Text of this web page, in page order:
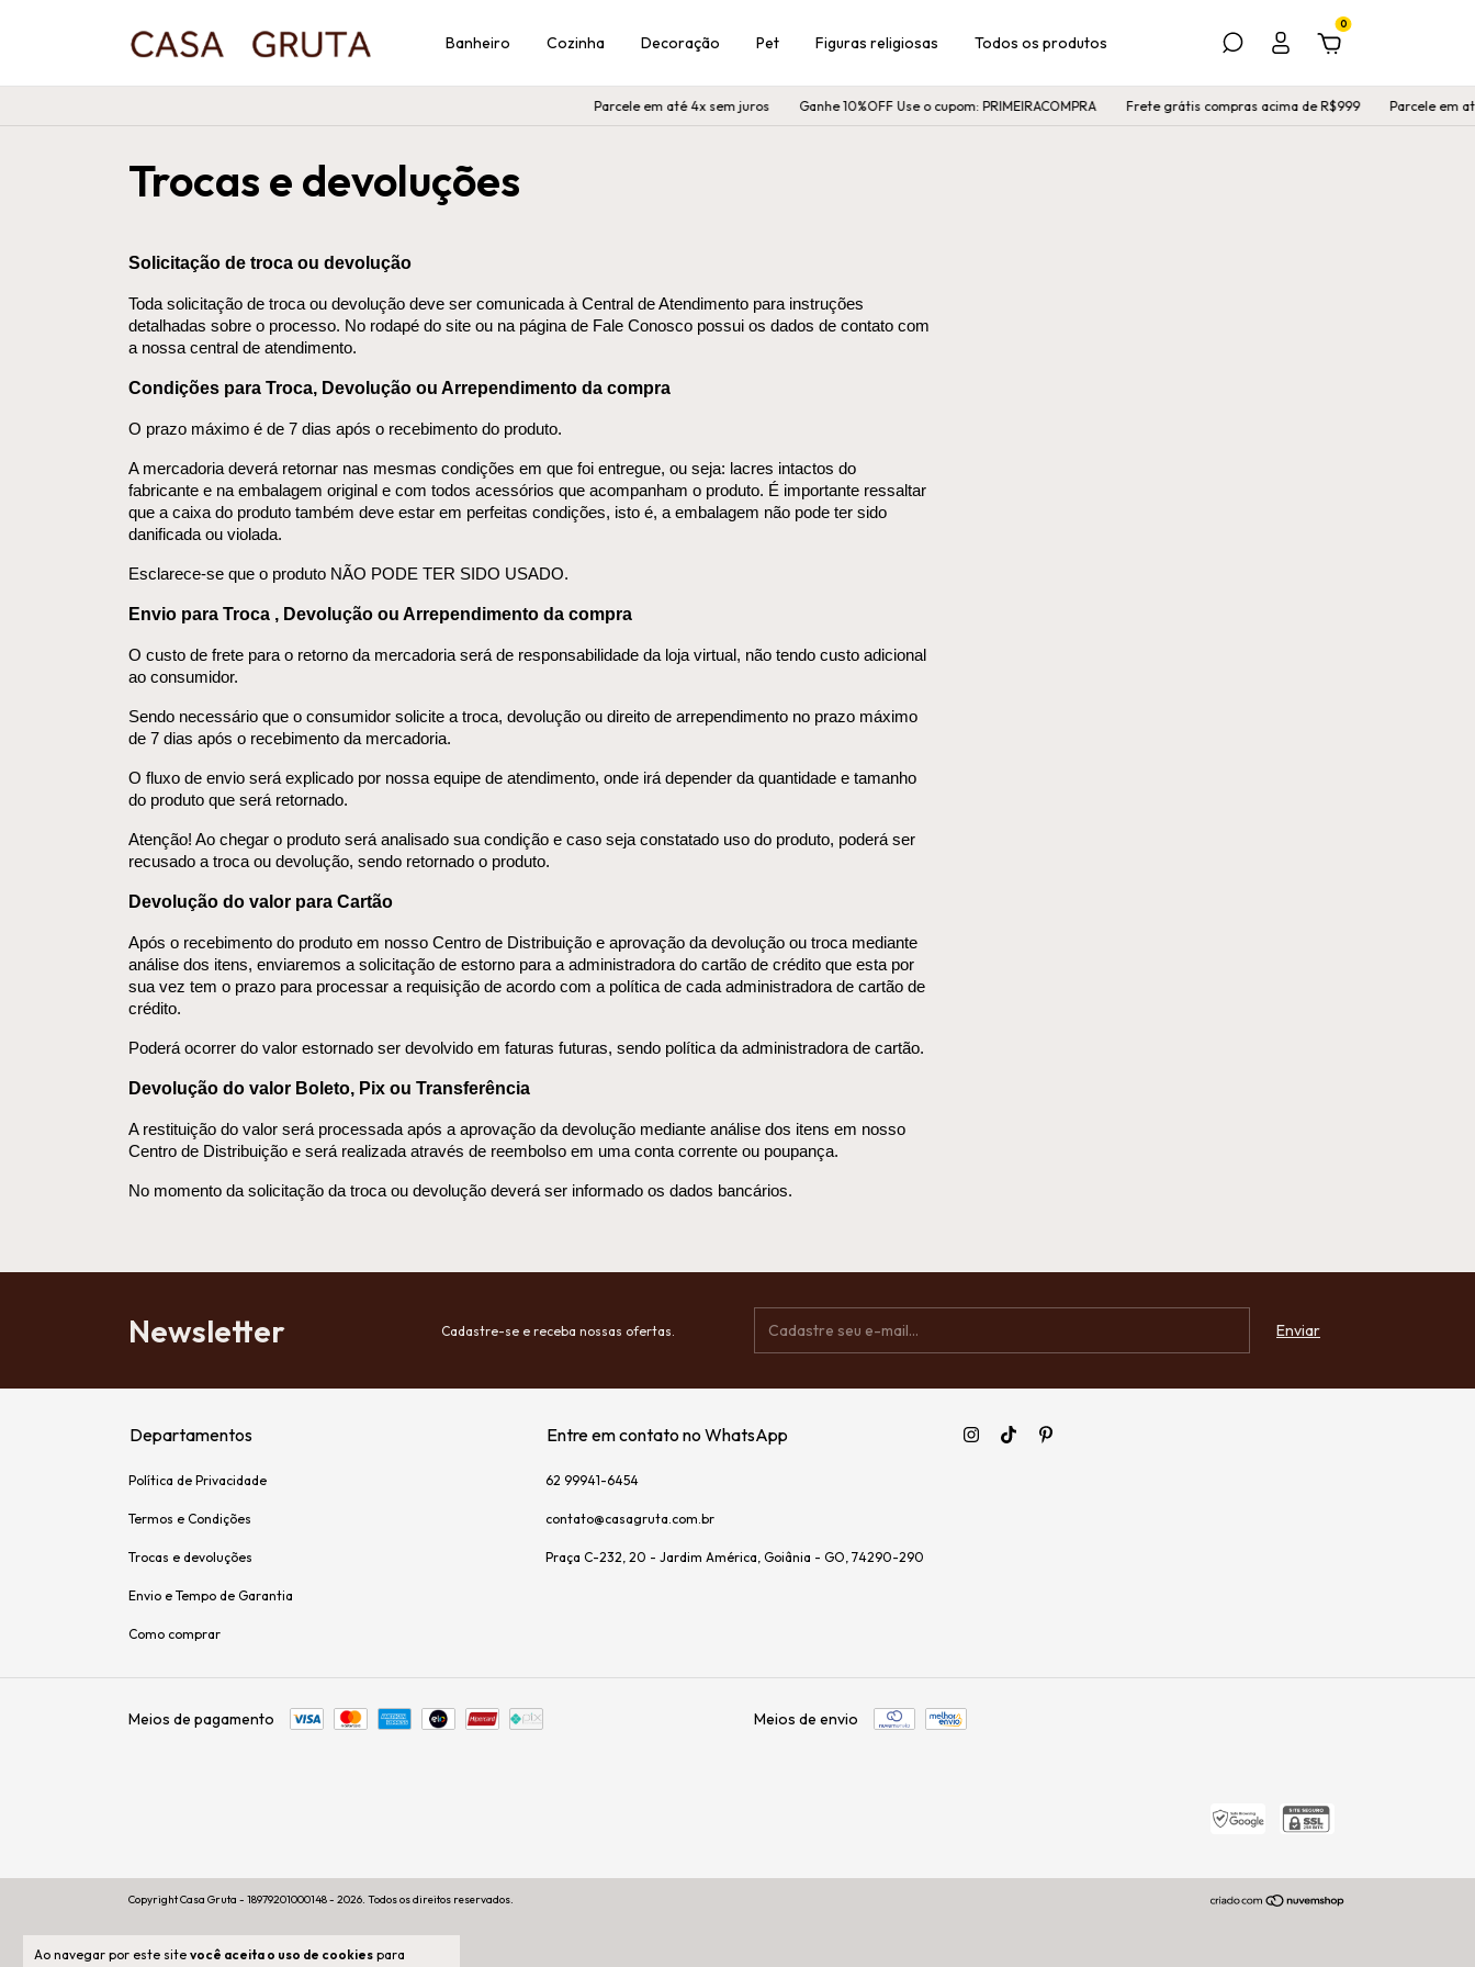
Banheiro Cozinha Decoração Pet Figuras religiosas Todos os produtos
0
Parcele em até 4x sem juros Ganhe 10%OFF Use o cupom: PRIMEIRACOMPRA Frete grátis compras acima de R$999 Parcele em
Ao navegar por este site você aceita o uso de cookies para
Trocas e devoluções
Solicitação de troca ou devolução
Toda solicitação de troca ou devolução deve ser comunicada à Central de Atendimento para instruções
detalhadas sobre o processo. No rodapé do site ou na página de Fale Conosco possui os dados de contato com
a nossa central de atendimento.
Condições para Troca, Devolução ou Arrependimento da compra
O prazo máximo é de 7 dias após o recebimento do produto.
A mercadoria deverá retornar nas mesmas condições em que foi entregue, ou seja: lacres intactos do
fabricante e na embalagem original e com todos acessórios que acompanham o produto. É importante ressaltar
que a caixa do produto também deve estar em perfeitas condições, isto é, a embalagem não pode ter sido
danificada ou violada.
Esclarece-se que o produto NÃO PODE TER SIDO USADO.
Envio para Troca , Devolução ou Arrependimento da compra
O custo de frete para o retorno da mercadoria será de responsabilidade da loja virtual, não tendo custo adicional
ao consumidor.
Sendo necessário que o consumidor solicite a troca, devolução ou direito de arrependimento no prazo máximo
de 7 dias após o recebimento da mercadoria.
O fluxo de envio será explicado por nossa equipe de atendimento, onde irá depender da quantidade e tamanho
do produto que será retornado.
Atenção! Ao chegar o produto será analisado sua condição e caso seja constatado uso do produto, poderá ser
recusado a troca ou devolução, sendo retornado o produto.
Devolução do valor para Cartão
Após o recebimento do produto em nosso Centro de Distribuição e aprovação da devolução ou troca mediante
análise dos itens, enviaremos a solicitação de estorno para a administradora do cartão de crédito que esta por
sua vez tem o prazo para processar a requisição de acordo com a política de cada administradora de cartão de
crédito.
Poderá ocorrer do valor estornado ser devolvido em faturas futuras, sendo política da administradora de cartão.
Devolução do valor Boleto, Pix ou Transferência
A restituição do valor será processada após a aprovação da devolução mediante análise dos itens em nosso
Centro de Distribuição e será realizada através de reembolso em uma conta corrente ou poupança.
No momento da solicitação da troca ou devolução deverá ser informado os dados bancários.
Newsletter Cadastre-se e receba nossas ofertas.
Departamentos
Política de Privacidade
Termos e Condições
Trocas e devoluções
Envio e Tempo de Garantia
Como comprar
Entre em contato no WhatsApp
62 99941-6454
contato@casagruta.com.br
Praça C-232, 20 - Jardim América, Goiânia - GO, 74290-290
Meios de pagamento Meios de envio
Copyright Casa Gruta - 18979201000148 - 2026. Todos os direitos reservados.